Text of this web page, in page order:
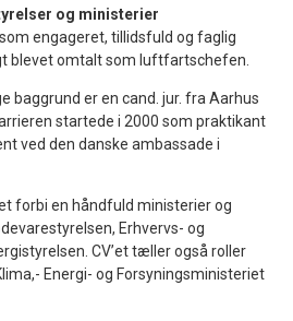
og ministerier
engageret, tillidsfuld og faglig
blevet omtalt som luftfartschefen.
baggrund er en cand. jur. fra Aarhus
startede i 2000 som praktikant
ved den danske ambassade i
forbi en håndfuld ministerier og
Erhvervs- og
CV’et tæller også roller
Energi- og Forsyningsministeriet